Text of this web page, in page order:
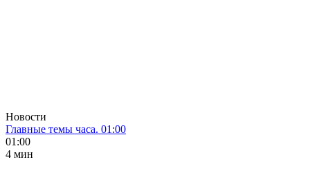
Новости
Главные темы часа. 01:00
01:00
4 мин